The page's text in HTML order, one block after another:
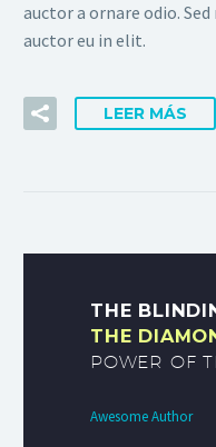
auctor a ornare odio.
auctor eu in elit.
LEER MÁS
THE
THE
POWER OF
Awesome Author